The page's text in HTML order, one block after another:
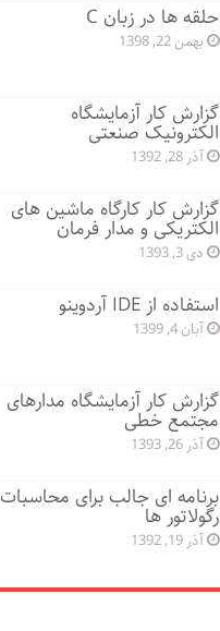
حلقه ها در زبان C
بهمن 22, 1398
گزارش کار آزمایشگاه
الکترونیک صنعتی
آذر 28, 1392
گزارش کار کارگاه ماشین های
الکتریکی و مدار فرمان
دی 3, 1393
استفاده از IDE آردوینو
آبان 4, 1399
گزارش کار آزمایشگاه مدارهای
مجتمع خطی
آذر 26, 1393
برنامه ای جالب برای محاسبات
رگولاتور ها
آذر 19, 1392